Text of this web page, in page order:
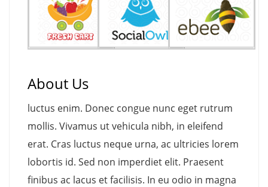
About Us
luctus enim. Donec congue nunc eget rutrum
mollis. Vivamus ut vehicula nibh, in eleifend
erat. Cras luctus neque urna, ac ultricies lorem
lobortis id. Sed non imperdiet elit. Praesent
finibus ac lacus et facilisis. In eu odio in magna